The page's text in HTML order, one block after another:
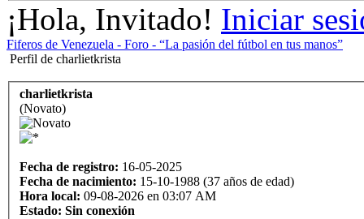
¡Hola, Invitado! Iniciar
Fiferos de Venezuela - Foro - “La pasión del fútbol en tus manos”
Perfil de charlietkrista
charlietkrista
(Novato)
Fecha de registro: 16-05-2025
Fecha de nacimiento: 15-10-1988 (37 años de edad)
Hora local: 09-08-2026 en 03:07 AM
Estado: Sin conexión